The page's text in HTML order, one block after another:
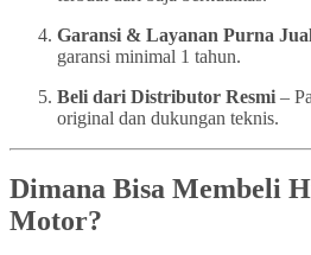
Garansi & Layanan Purna
garansi minimal 1 tahun.
Beli dari Distributor Resmi –
original dan dukungan teknis.
Dimana Bisa Membeli
Motor?